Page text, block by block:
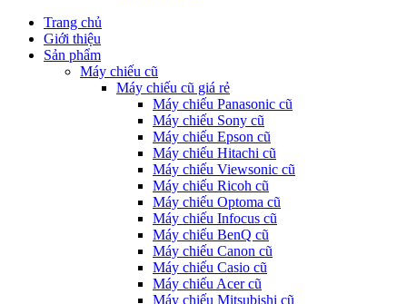
Trang chủ
Giới thiệu
Sản phẩm
Máy chiếu cũ
Máy chiếu cũ giá rẻ
Máy chiếu Panasonic cũ
Máy chiếu Sony cũ
Máy chiếu Epson cũ
Máy chiếu Hitachi cũ
Máy chiếu Viewsonic cũ
Máy chiếu Ricoh cũ
Máy chiếu Optoma cũ
Máy chiếu Infocus cũ
Máy chiếu BenQ cũ
Máy chiếu Canon cũ
Máy chiếu Casio cũ
Máy chiếu Acer cũ
Máy chiếu Mitsubishi cũ